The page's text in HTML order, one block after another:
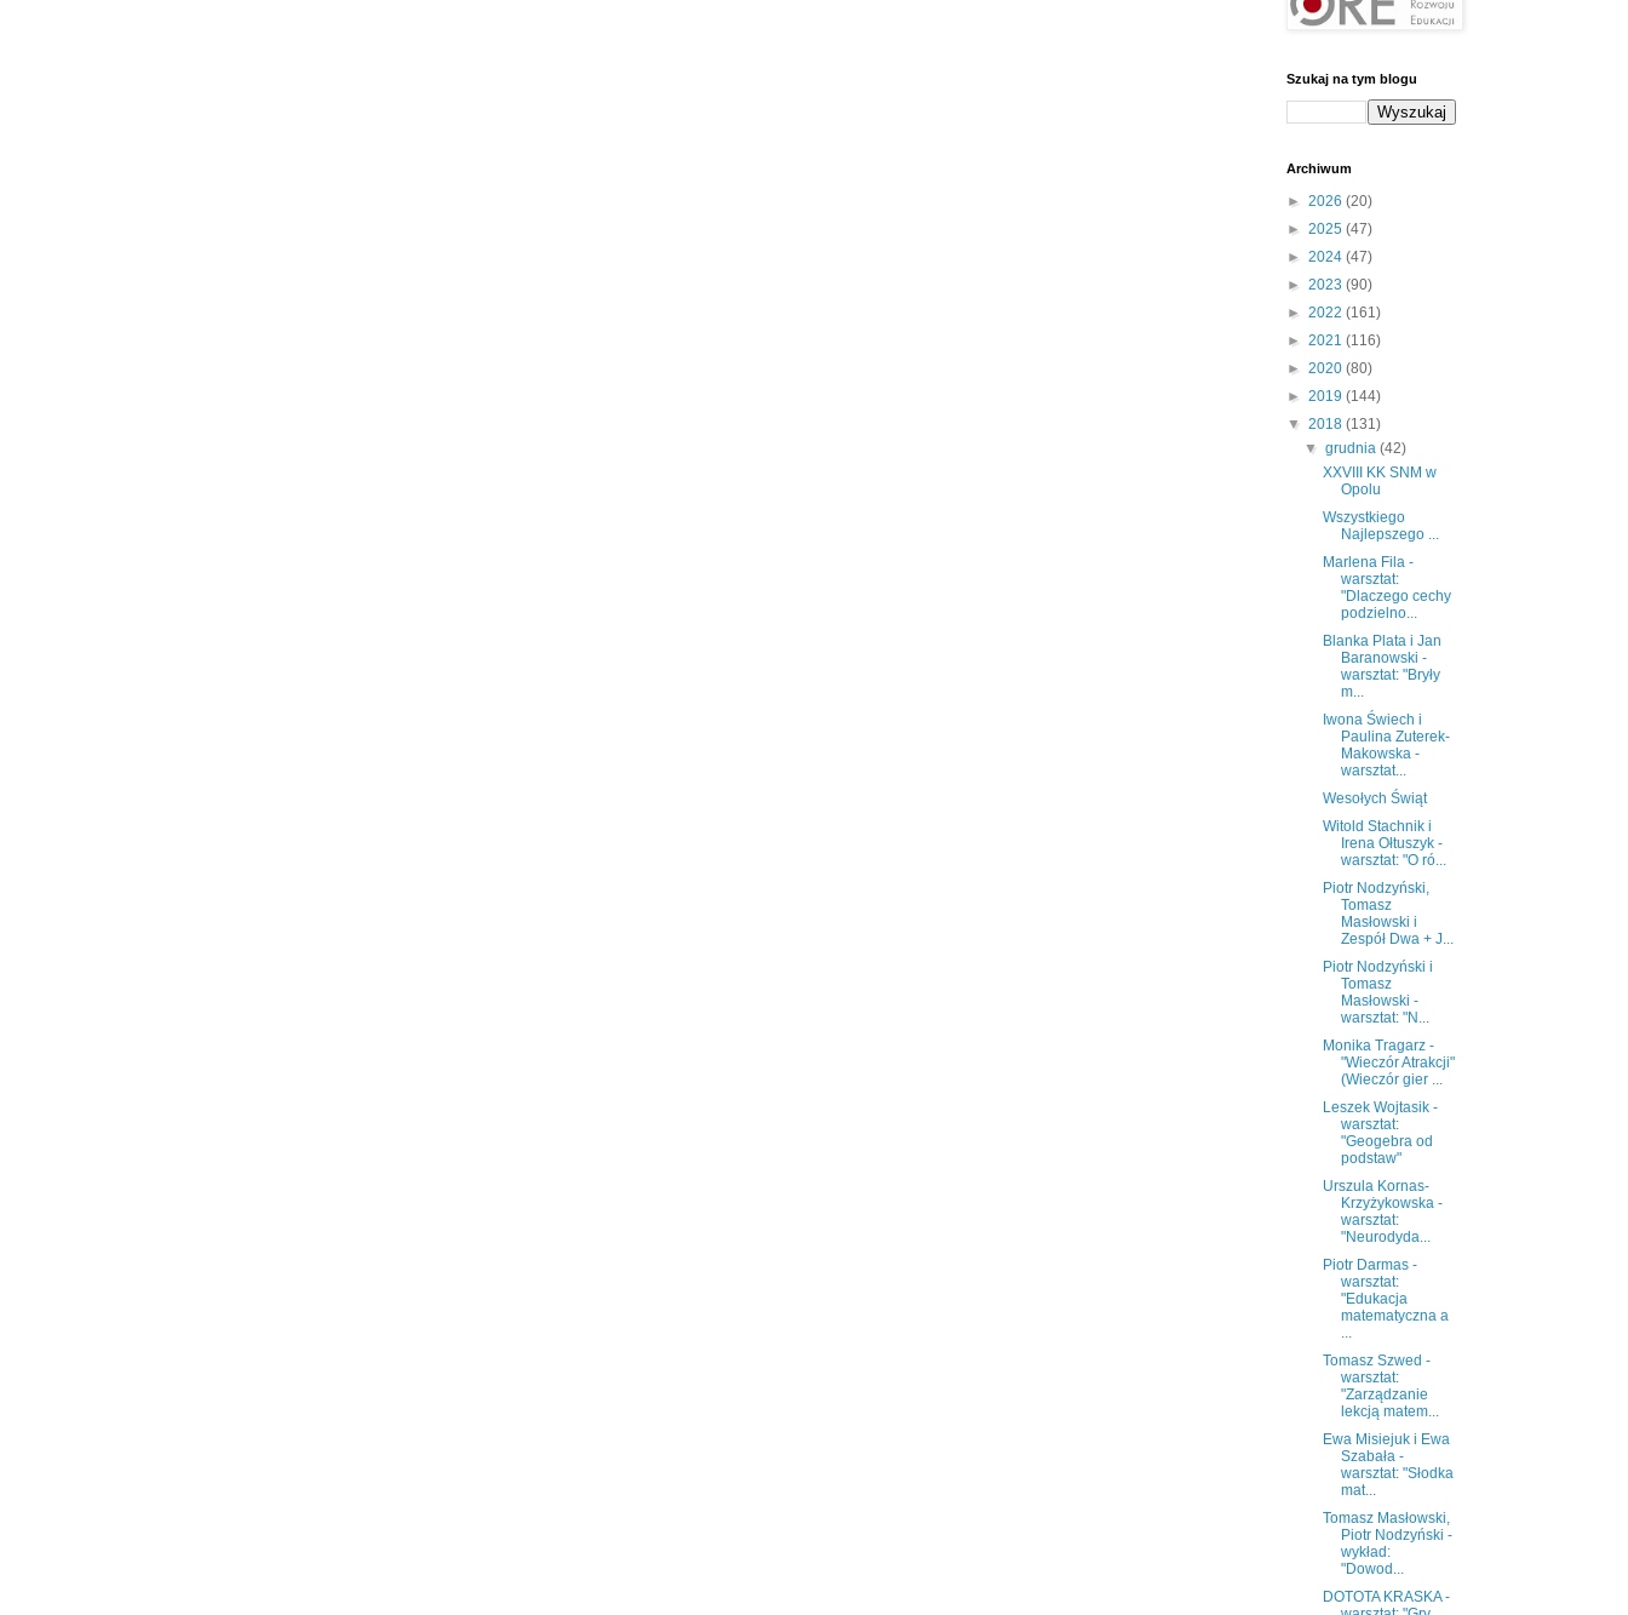
Szukaj na tym blogu
Archiwum
► 2026 (20)
► 2025 (47)
► 2024 (47)
► 2023 (90)
► 2022 (161)
► 2021 (116)
► 2020 (80)
► 2019 (144)
▼ 2018 (131)
▼grudnia(42)
XXVIII KK SNM w
Opolu
Wszystkiego
Najlepszego ...
Marlena Fila -
warsztat:
"Dlaczego cechy
podzielno...
Blanka Plata i Jan
Baranowski -
warsztat: "Bryły
m...
Iwona Świech i
Paulina Zuterek-
Makowska -
warsztat...
Wesołych Świąt
Witold Stachnik i
Irena Ołtuszyk -
warsztat: "O ró...
Piotr Nodzyński,
Tomasz
Masłowski i
Zespół Dwa + J...
Piotr Nodzyński i
Tomasz
Masłowski -
warsztat: "N...
Monika Tragarz -
"Wieczór Atrakcji"
(Wieczór gier ...
Leszek Wojtasik -
warsztat:
"Geogebra od
podstaw"
Urszula Kornas-
Krzyżykowska -
warsztat:
"Neurodyda...
Piotr Darmas -
warsztat:
"Edukacja
matematyczna a
...
Tomasz Szwed -
warsztat:
"Zarządzanie
lekcją matem...
Ewa Misiejuk i Ewa
Szabała -
warsztat: "Słodka
mat...
Tomasz Masłowski,
Piotr Nodzyński -
wykład:
"Dowod...
DOTOTA KRASKA -